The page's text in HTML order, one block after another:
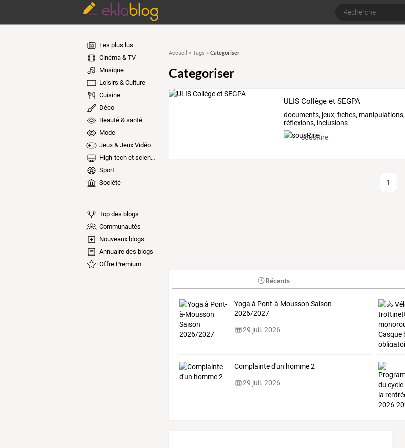
Les plus lus
Cinéma & TV
Musique
Loisirs & Culture
Cuisine
Déco
Beauté & santé
Mode
Jeux & Jeux Vidéo
High-tech et sciences
Sport
Société
Top des blogs
Communautés
Nouveaux blogs
Annuaire des blogs
Offre Premium
Accueil » Tags » Categoriser
Categoriser
ULIS Collège et SEGPA
documents, jeux, fiches, manipulations,
réflexions, inclusions
sousRire
1
Récents
Yoga à Pont-à-Mousson Saison
2026/2027
29 juil. 2026
Complainte d'un homme 2
29 juil. 2026